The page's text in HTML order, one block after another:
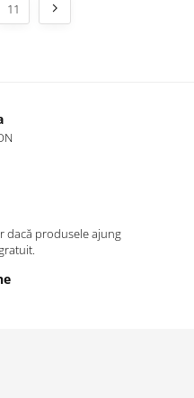
11
dacă produsele ajung